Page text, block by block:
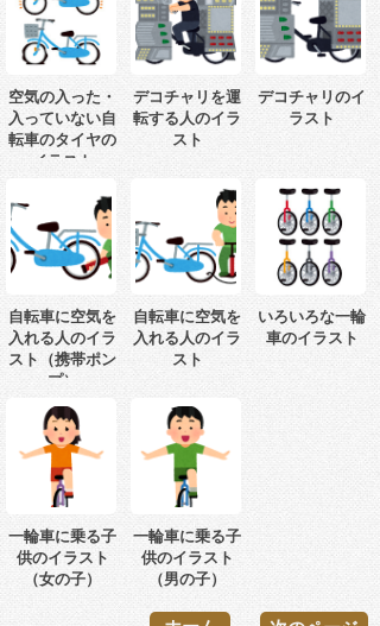
空気の入った・
入っていない自
転車のタイヤの
イラスト
デコチャリを運
転する人のイラ
スト
デコチャリのイ
ラスト
自転車に空気を
入れる人のイラ
スト（携帯ポン
プ）
自転車に空気を
入れる人のイラ
スト
いろいろな一輪
車のイラスト
一輪車に乗る子
供のイラスト
（女の子）
一輪車に乗る子
供のイラスト
（男の子）